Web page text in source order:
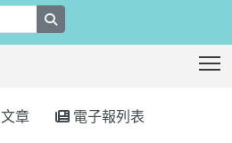
章 電子報列表